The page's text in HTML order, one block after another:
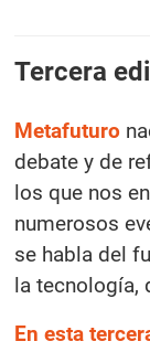
Tercera
Metafuturo
debate y de
los que nos
numerosos
se habla del
la tecnología,
En esta